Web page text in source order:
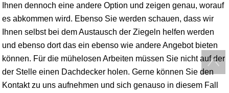
Ihnen dennoch eine andere Option und zeigen genau, worauf
es abkommen wird. Ebenso Sie werden schauen, dass wir
Ihnen selbst bei dem Austausch der Ziegeln helfen werden
und ebenso dort das ein ebenso wie andere Angebot bieten
können. Für die mühelosen Arbeiten müssen Sie nicht auf der
der Stelle einen Dachdecker holen. Gerne können Sie den
Kontakt zu uns aufnehmen und sich genauso in diesem Fall